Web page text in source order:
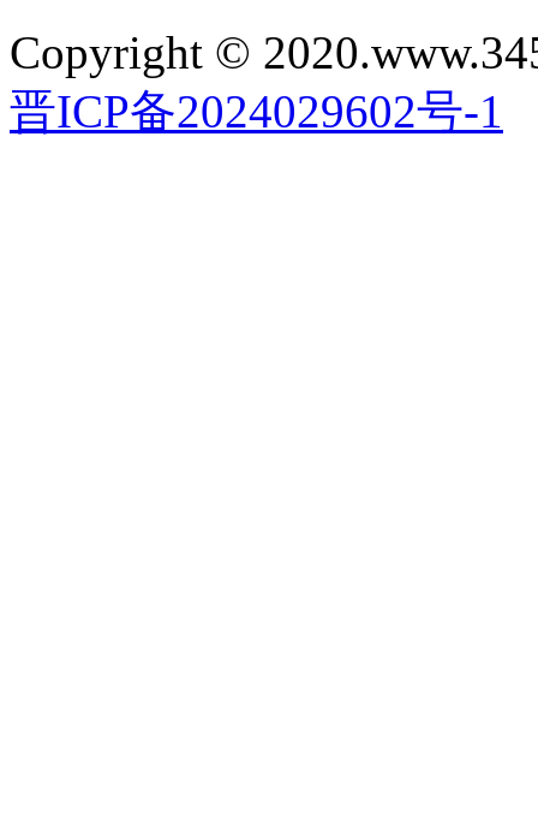
Copyright ©
晋ICP备2024029602号-1